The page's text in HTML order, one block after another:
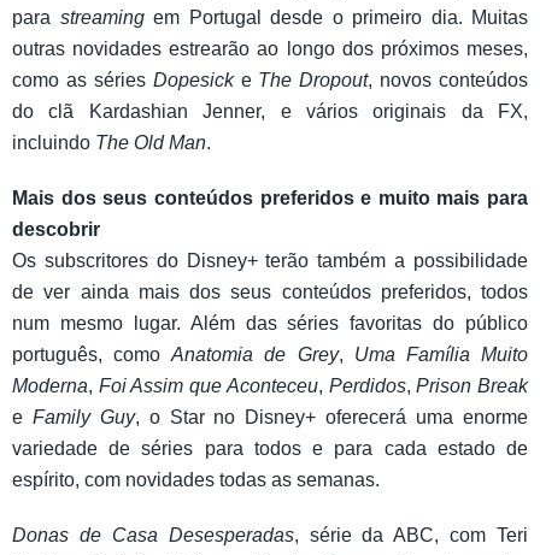
para streaming em Portugal desde o primeiro dia. Muitas
outras novidades estrearão ao longo dos próximos meses,
como as séries Dopesick e The Dropout, novos conteúdos
do clã Kardashian Jenner, e vários originais da FX,
incluindo The Old Man.
Mais dos seus conteúdos preferidos e muito mais para
descobrir
Os subscritores do Disney+ terão também a possibilidade
de ver ainda mais dos seus conteúdos preferidos, todos
num mesmo lugar. Além das séries favoritas do público
português, comoAnatomia de Grey, Uma Família Muito
Moderna, Foi Assim que Aconteceu, Perdidos,Prison Break
e Family Guy, o Star no Disney+ oferecerá uma enorme
variedade de séries para todos e para cada estado de
espírito, com novidades todas as semanas.
Donas de Casa Desesperadas, série da ABC, com Teri